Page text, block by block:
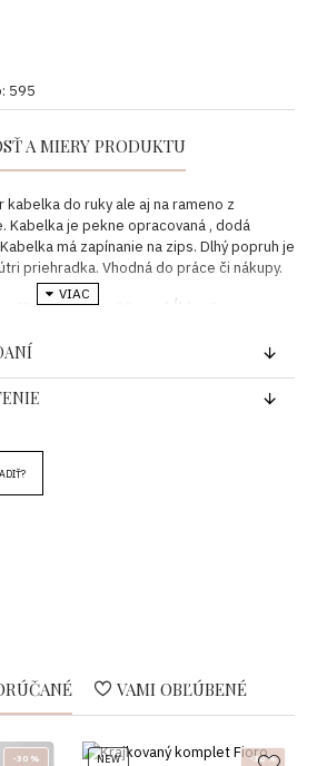
A MIERY PRODUKTU
do ruky ale aj na rameno z
Kabelka je pekne opracovaná , dodá
má zapínanie na zips. Dlhý popruh je
priehradka. Vhodná do práce či nákupy.
42 cm x výška 30 cm, hĺbka 4 cm
595
VAMI OBĽÚBENÉ
-30 % NEW -30 %